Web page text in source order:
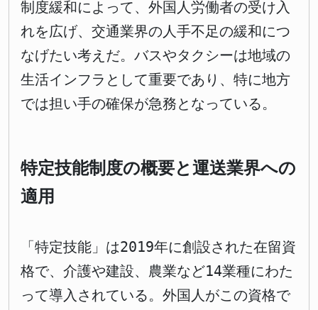
制度緩和によって、外国人労働者の受け入
れを広げ、交通業界の人手不足の緩和につ
なげたい考えだ。バスやタクシーは地域の
生活インフラとして重要であり、特に地方
では担い手の確保が急務となっている。
特定技能制度の概要と運送業界への
適用
「特定技能」は2019年に創設された在留資
格で、介護や建設、農業など14業種にわた
って導入されている。外国人がこの資格で